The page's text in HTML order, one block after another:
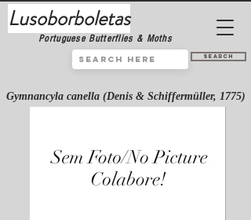
Lusoborboletas
Portuguese Butterflies & Moths
Search
Gymnancyla canella (Denis & Schiffermüller, 1775)